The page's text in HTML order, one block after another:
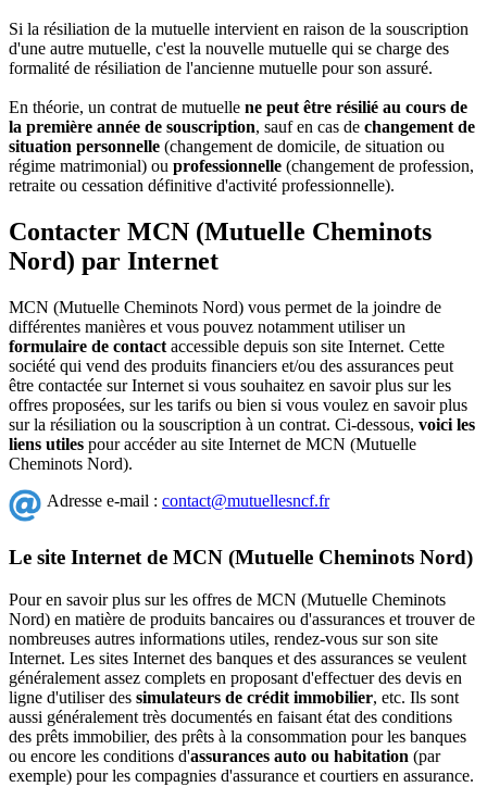
Si la résiliation de la mutuelle intervient en raison de la souscription
d'une autre mutuelle, c'est la nouvelle mutuelle qui se charge des
formalité de résiliation de l'ancienne mutuelle pour son assuré.
En théorie, un contrat de mutuelle ne peut être résilié au cours de
la première année de souscription, sauf en cas de changement de
situation personnelle (changement de domicile, de situation ou
régime matrimonial) ou professionnelle (changement de profession,
retraite ou cessation définitive d'activité professionnelle).
Contacter MCN (Mutuelle Cheminots
Nord) par Internet
MCN (Mutuelle Cheminots Nord) vous permet de la joindre de
différentes manières et vous pouvez notamment utiliser un
formulaire de contact accessible depuis son site Internet. Cette
société qui vend des produits financiers et/ou des assurances peut
être contactée sur Internet si vous souhaitez en savoir plus sur les
offres proposées, sur les tarifs ou bien si vous voulez en savoir plus
sur la résiliation ou la souscription à un contrat. Ci-dessous, voici les
liens utiles pour accéder au site Internet de MCN (Mutuelle
Cheminots Nord).
Adresse e-mail : contact@mutuellesncf.fr
Le site Internet de MCN (Mutuelle Cheminots Nord)
Pour en savoir plus sur les offres de MCN (Mutuelle Cheminots
Nord) en matière de produits bancaires ou d'assurances et trouver de
nombreuses autres informations utiles, rendez-vous sur son site
Internet. Les sites Internet des banques et des assurances se veulent
généralement assez complets en proposant d'effectuer des devis en
ligne d'utiliser des simulateurs de crédit immobilier, etc. Ils sont
aussi généralement très documentés en faisant état des conditions
des prêts immobilier, des prêts à la consommation pour les banques
ou encore les conditions d'assurances auto ou habitation (par
exemple) pour les compagnies d'assurance et courtiers en assurance.